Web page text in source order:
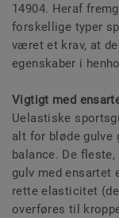
14904. Heraf
forskellige typer
været et krav, at
egenskaber i
Vigtigt med
Uelastiske
alt for bløde gulve
balance. De
gulv med ensartet
rette elasticitet
overføres til